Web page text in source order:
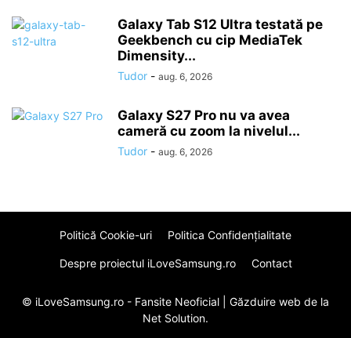
Galaxy Tab S12 Ultra testată pe
Geekbench cu cip MediaTek
Dimensity...
Tudor - aug. 6, 2026
Galaxy S27 Pro nu va avea
cameră cu zoom la nivelul...
Tudor - aug. 6, 2026
Politică Cookie-uri Politica Confidenţialitate
Despre proiectul iLoveSamsung.ro Contact
© iLoveSamsung.ro - Fansite Neoficial | Găzduire web de la
Net Solution.